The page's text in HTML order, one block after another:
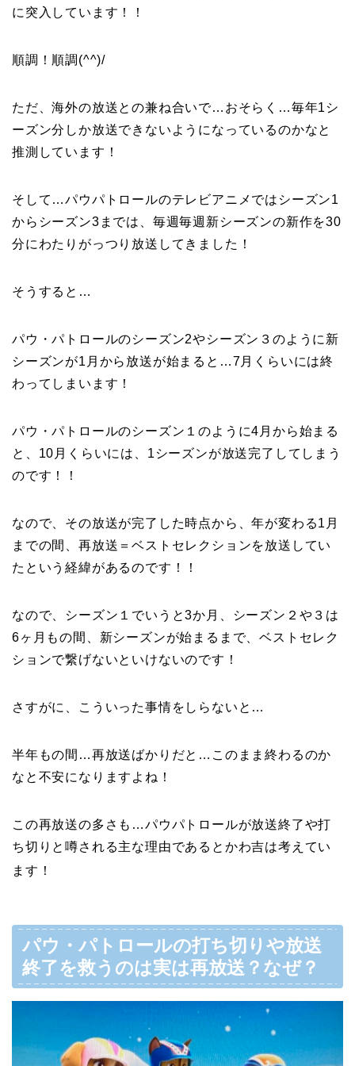
に突入しています！！
順調！順調(^^)/
ただ、海外の放送との兼ね合いで…おそらく…毎年1シ
ーズン分しか放送できないようになっているのかなと
推測しています！
そして…パウパトロールのテレビアニメではシーズン1
からシーズン3までは、毎週毎週新シーズンの新作を30
分にわたりがっつり放送してきました！
そうすると…
パウ・パトロールのシーズン2やシーズン３のように新
シーズンが1月から放送が始まると…7月くらいには終
わってしまいます！
パウ・パトロールのシーズン１のように4月から始まる
と、10月くらいには、1シーズンが放送完了してしまう
のです！！
なので、その放送が完了した時点から、年が変わる1月
までの間、再放送＝ベストセレクションを放送してい
たという経緯があるのです！！
なので、シーズン１でいうと3か月、シーズン２や３は
6ヶ月もの間、新シーズンが始まるまで、ベストセレク
ションで繋げないといけないのです！
さすがに、こういった事情をしらないと…
半年もの間…再放送ばかりだと…このまま終わるのか
なと不安になりますよね！
この再放送の多さも…パウパトロールが放送終了や打
ち切りと噂される主な理由であるとかわ吉は考えてい
ます！
パウ・パトロールの打ち切りや放送
終了を救うのは実は再放送？なぜ？